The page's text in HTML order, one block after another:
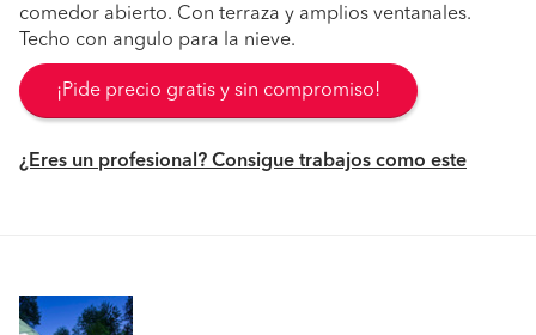
comedor abierto. Con terraza y amplios ventanales.
Techo con angulo para la nieve.
¡Pide precio gratis y sin compromiso!
¿Eres un profesional? Consigue trabajos como este